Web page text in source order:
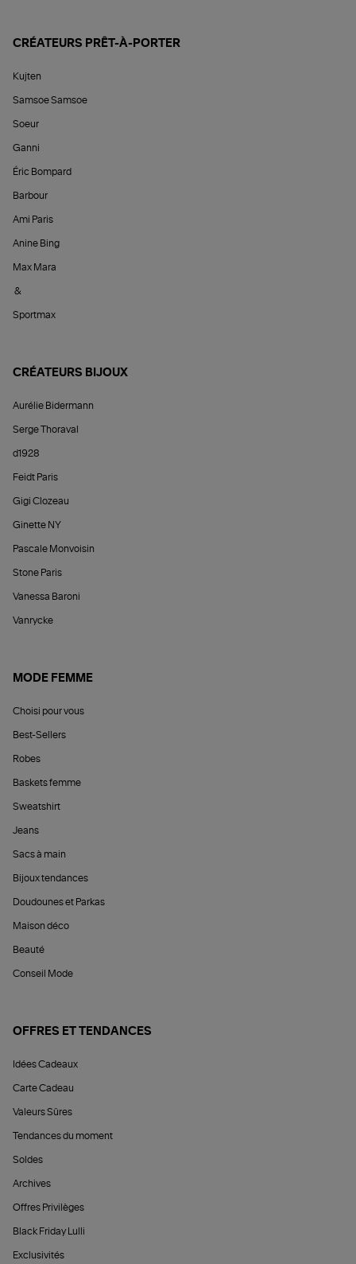
CRÉATEURS PRÊT-À-PORTER
Kujten
Samsoe Samsoe
Soeur
Ganni
Éric Bompard
Barbour
Ami Paris
Anine Bing
Max Mara
&
Sportmax
CRÉATEURS BIJOUX
Aurélie Bidermann
Serge Thoraval
d1928
Feidt Paris
Gigi Clozeau
Ginette NY
Pascale Monvoisin
Stone Paris
Vanessa Baroni
Vanrycke
MODE FEMME
Choisi pour vous
Best-Sellers
Robes
Baskets femme
Sweatshirt
Jeans
Sacs à main
Bijoux tendances
Doudounes et Parkas
Maison déco
Beauté
Conseil Mode
OFFRES ET TENDANCES
Idées Cadeaux
Carte Cadeau
Valeurs Sûres
Tendances du moment
Soldes
Archives
Offres Privilèges
Black Friday Lulli
Exclusivités